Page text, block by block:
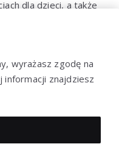
dla dzieci, a także
aktywny i
© 2022
wyrażasz zgodę na
informacji znajdziesz